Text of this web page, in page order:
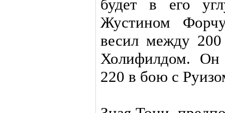
будет в его
Жустином
весил между
Холифилдом. Он
220 в бою с